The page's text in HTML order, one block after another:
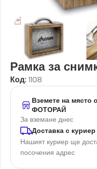
Рамка за
Код: 1108
Вземете на място
ФОТОРАЙ
За вземане днес
Доставка с куриер
Нашият куриер ще
посочения адрес